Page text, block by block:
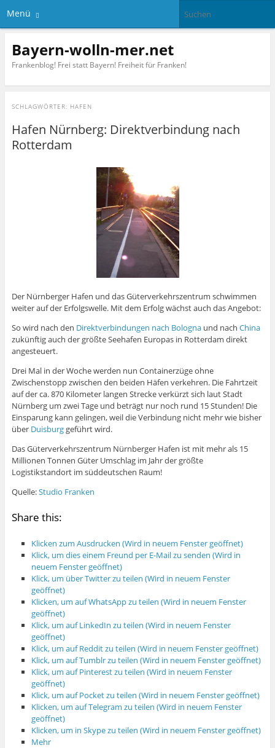
Menü
Bayern-wolln-mer.net
Frankenblog! Frei statt Bayern! Freiheit für Franken!
SCHLAGWÖRTER: HAFEN
Hafen Nürnberg: Direktverbindung nach
Rotterdam
Der Nürnberger Hafen und das Güterverkehrszentrum schwimmen
weiter auf der Erfolgswelle. Mit dem Erfolg wächst auch das Angebot:
So wird nach den Direktverbindungen nach Bolognaund nach China
zukünftig auch der größte Seehafen Europas in Rotterdam direkt
angesteuert.
Drei Mal in der Woche werden nun Containerzüge ohne
Zwischenstopp zwischen den beiden Häfen verkehren. Die Fahrtzeit
auf der ca. 870 Kilometer langen Strecke verkürzt sich laut Stadt
Nürnberg um zwei Tage und beträgt nur noch rund 15 Stunden! Die
Einsparung kann gelingen, weil die Verbindung nicht mehr wie bisher
über Duisburggeführt wird.
Das Güterverkehrszentrum Nürnberger Hafen ist mit mehr als 15
Millionen Tonnen Güter Umschlag im Jahr der größte
Logistikstandort im süddeutschen Raum!
Quelle:Studio Franken
Share this:
Klicken zum Ausdrucken (Wird in neuem Fenster geöffnet)
Klick, um dies einem Freund per E-Mail zu senden (Wird in
neuem Fenster geöffnet)
Klick, um über Twitter zu teilen (Wird in neuem Fenster
geöffnet)
Klicken, um auf WhatsApp zu teilen (Wird in neuem Fenster
geöffnet)
Klick, um auf LinkedIn zu teilen (Wird in neuem Fenster
geöffnet)
Klick, um auf Reddit zu teilen (Wird in neuem Fenster geöffnet)
Klick, um auf Tumblr zu teilen (Wird in neuem Fenster geöffnet)
Klick, um auf Pinterest zu teilen (Wird in neuem Fenster
geöffnet)
Klick, um auf Pocket zu teilen (Wird in neuem Fenster geöffnet)
Klicken, um auf Telegram zu teilen (Wird in neuem Fenster
geöffnet)
Klicken, um in Skype zu teilen (Wird in neuem Fenster geöffnet)
Mehr